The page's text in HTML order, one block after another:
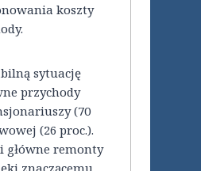
koszty
sytuację
przychody
(70
(26 proc.).
główne remonty
znaczącemu